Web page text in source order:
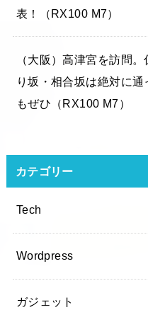
表！（RX100 M7）
（大阪）高津宮を訪問
り坂・相合坂は絶対に
もぜひ（RX100 M7）
カテゴリー
Tech
Wordpress
ガジェット